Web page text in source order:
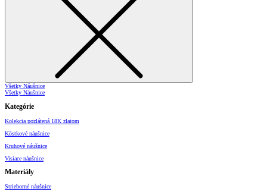
Všetky Náušnice
Všetky Náušnice
Kategórie
Kolekcia pozlátená 18K zlatom
Kôstkové náušnice
Kruhové náušnice
Visiace náušnice
Materiály
Strieborné náušnice